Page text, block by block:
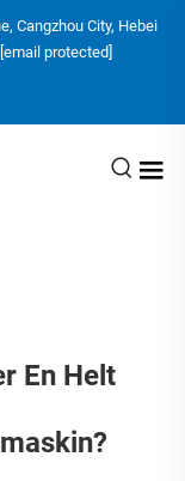
Cangzhou City, Hebei
[email protected]
En Helt